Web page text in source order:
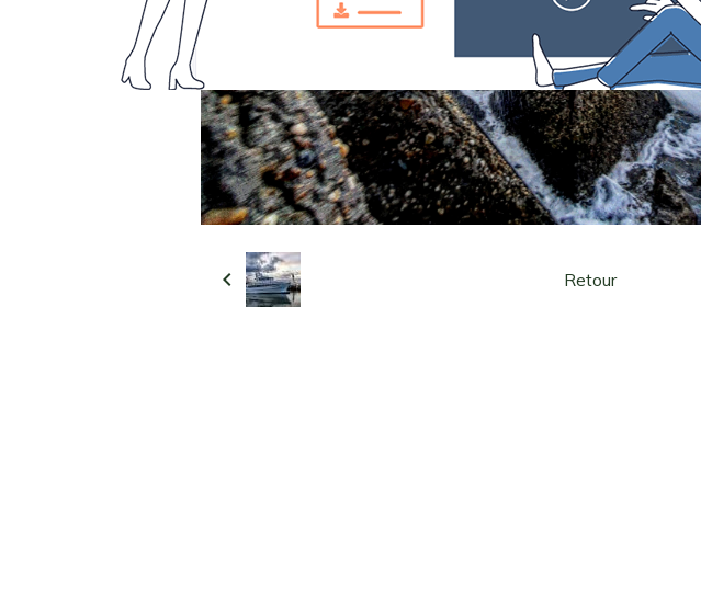
Retour